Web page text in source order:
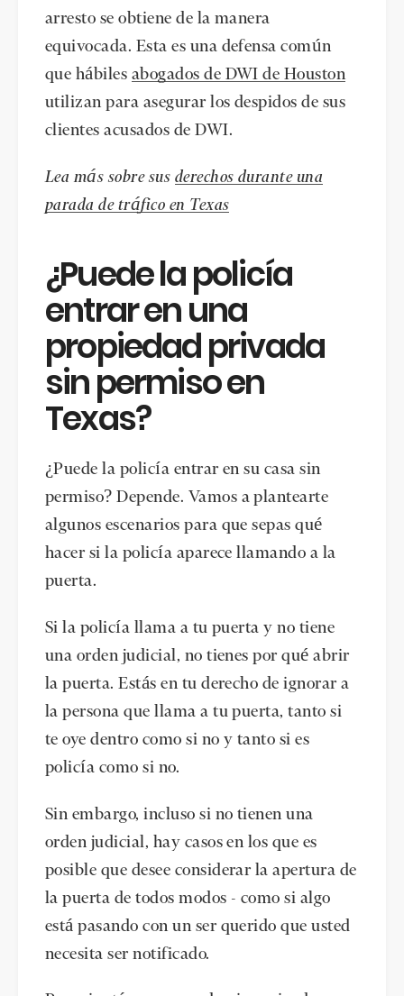
arresto se obtiene de la manera
equivocada. Esta es una defensa común
que hábiles abogados de DWI de Houston
utilizan para asegurar los despidos de sus
clientes acusados de DWI.
Lea más sobre sus derechos durante una
parada de tráfico en Texas
¿Puede la policía
entrar en una
propiedad privada
sin permiso en
Texas?
¿Puede la policía entrar en su casa sin
permiso? Depende. Vamos a plantearte
algunos escenarios para que sepas qué
hacer si la policía aparece llamando a la
puerta.
Si la policía llama a tu puerta y no tiene
una orden judicial, no tienes por qué abrir
la puerta. Estás en tu derecho de ignorar a
la persona que llama a tu puerta, tanto si
te oye dentro como si no y tanto si es
policía como si no.
Sin embargo, incluso si no tienen una
orden judicial, hay casos en los que es
posible que desee considerar la apertura de
la puerta de todos modos - como si algo
está pasando con un ser querido que usted
necesita ser notificado.